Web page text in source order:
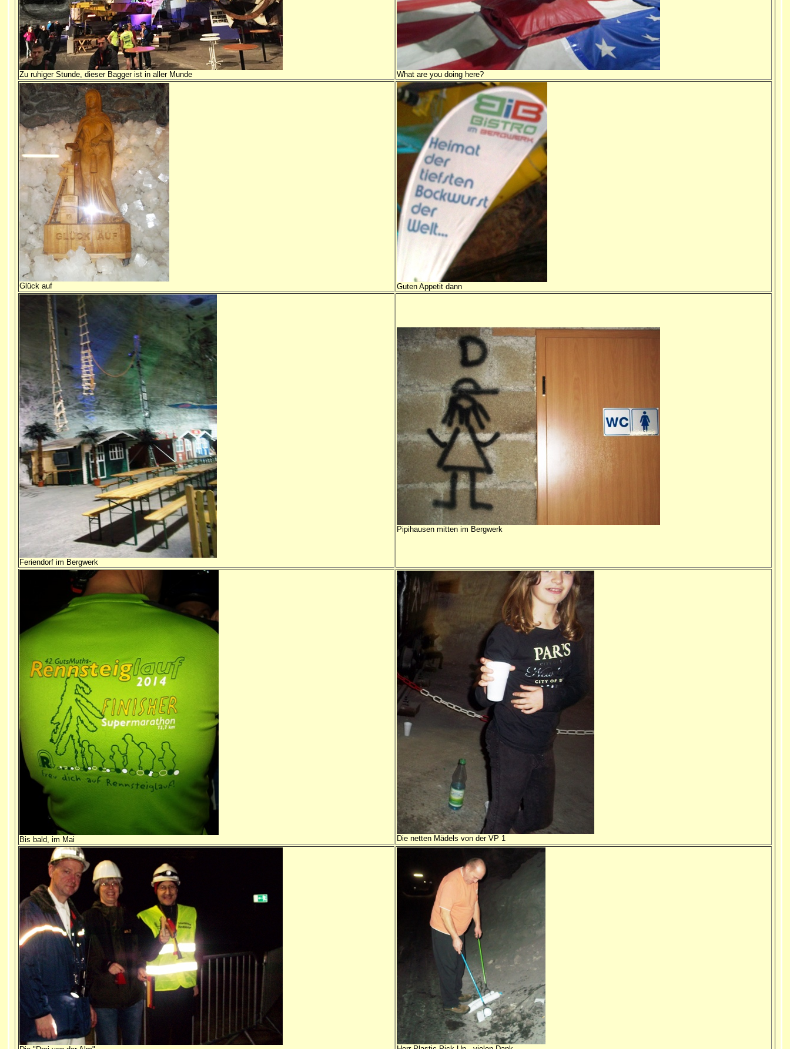
Zu ruhiger Stunde, dieser Bagger ist in aller Munde What are you doing here?
Glück auf Guten Appetit dann
Feriendorf im Bergwerk
Pipihausen mitten im Bergwerk
Bis bald, im Mai Die netten Mädels von der VP 1